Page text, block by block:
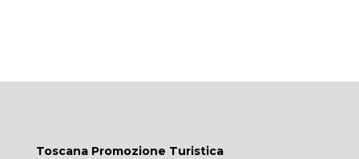
Toscana Promozione Turistica